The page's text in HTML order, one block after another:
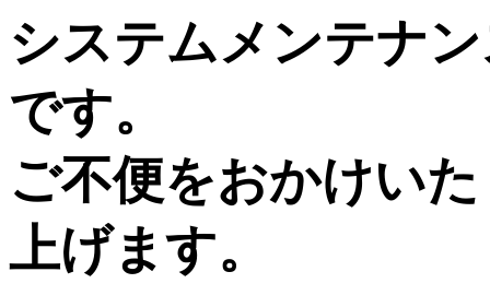
システムメンテナ
です。
ご不便をおかけい
上げます。